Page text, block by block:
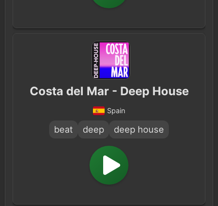
Costa del Mar - Deep House
Spain
beat deep deep house